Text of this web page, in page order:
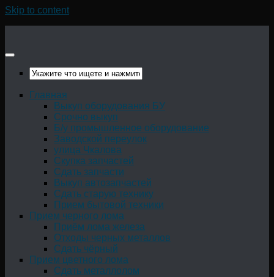
Skip to content
Главная
Выкуп оборудования БУ
Срочно выкуп
Б/у промышленное оборудование
Заводской переулок
улица Чкалова
Скупка запчастей
Сдать запчасти
Выкуп автозапчастей
Сдать старую технику
Прием бытовой техники
Прием черного лома
Приём лома железа
Отходы черных металлов
Сдать чёрный
Прием цветного лома
Сдать металлолом